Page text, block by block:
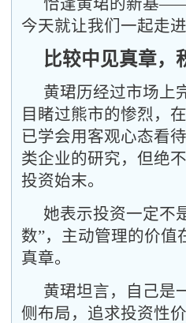
恰逢黄珺的新基
今天就让我们一起走
比较中见真章，
黄珺历经过市场上
目睹过熊市的惨烈，
已学会用客观心态看
类企业的研究，但绝
投资始末。
她表示投资一定不
数”，主动管理的价值
真章。
黄珺坦言，自己是
侧布局，追求投资性